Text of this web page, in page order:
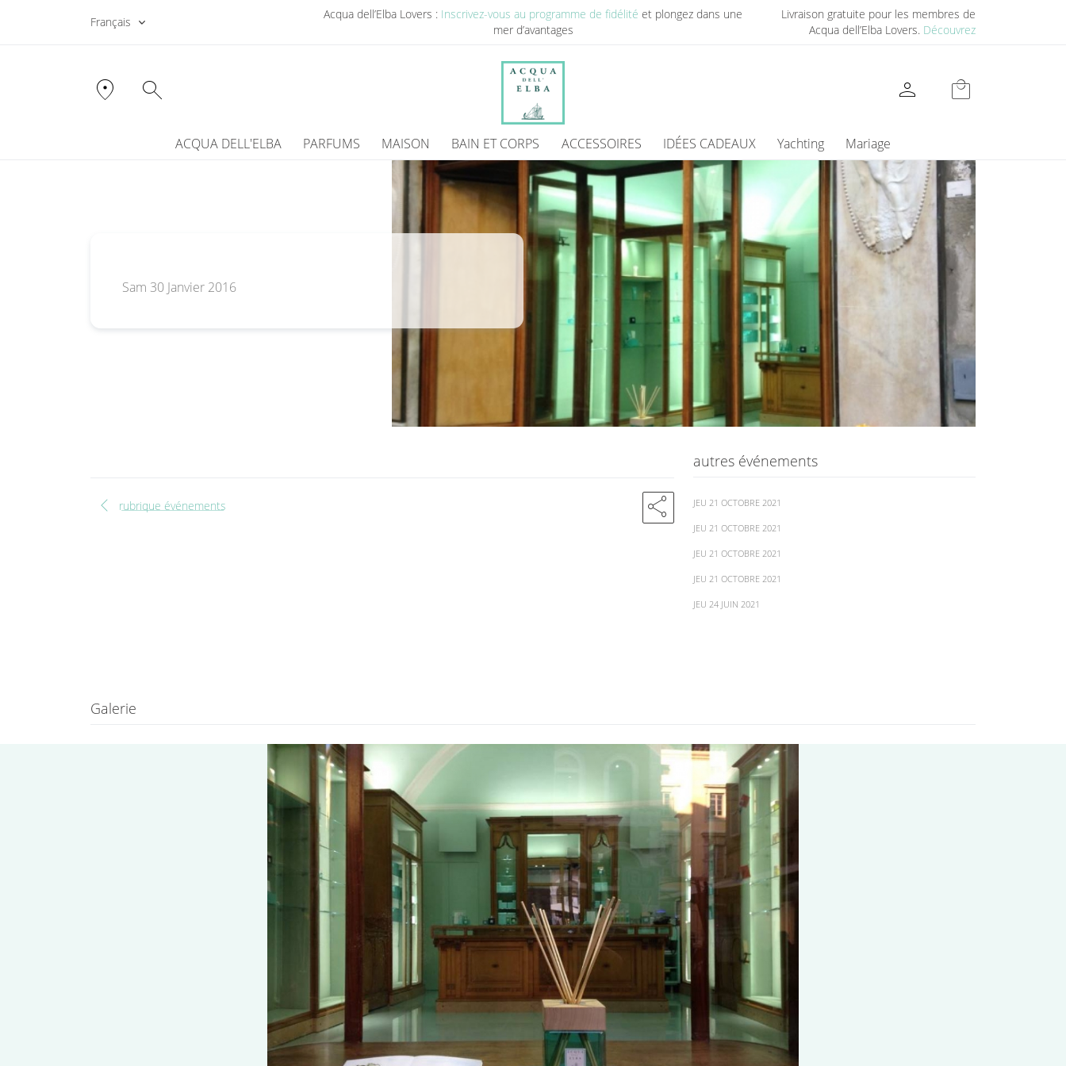
Français
Acqua dell’Elba Lovers : Inscrivez-vous au programme de fidélité et plongez dans une
mer d’avantages
Livraison gratuite pour les membres de
Acqua dell’Elba Lovers. Découvrez
location_on search person local_mall
ACQUA DELL'ELBA PARFUMS MAISON BAIN ET CORPS ACCESSOIRES IDÉES CADEAUX Yachting Mariage
Sam 30 Janvier 2016
chevron_left rubrique événements share
autres événements
JEU 21 OCTOBRE 2021
JEU 21 OCTOBRE 2021
JEU 21 OCTOBRE 2021
JEU 21 OCTOBRE 2021
JEU 24 JUIN 2021
Galerie